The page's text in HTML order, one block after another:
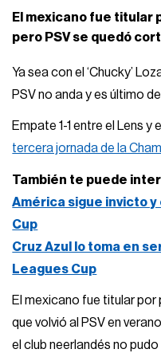
El mexicano fue titular
pero PSV se quedó
Ya sea con el ‘Chucky’
PSV no anda y es último
Empate 1-1 entre el Lens y
tercera jornada de la
También te puede
América sigue invicto
Cup
Cruz Azul lo toma en
Leagues Cup
El mexicano fue titular
que volvió al PSV en
el club neerlandés no